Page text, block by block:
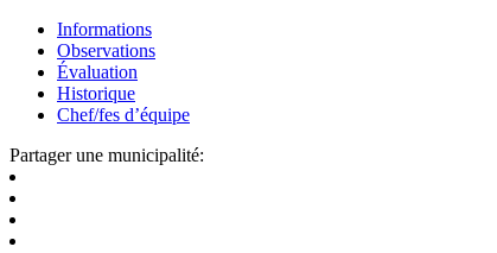
Informations
Observations
Évaluation
Historique
Chef/fes d’équipe
Partager une municipalité: